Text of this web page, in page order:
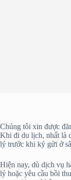
Chúng tôi xin được
Khi đi du lịch, nhất là
lý trước khi ký gửi ở
Hiện nay, dù dịch vụ
lý hoặc yêu cầu bồi